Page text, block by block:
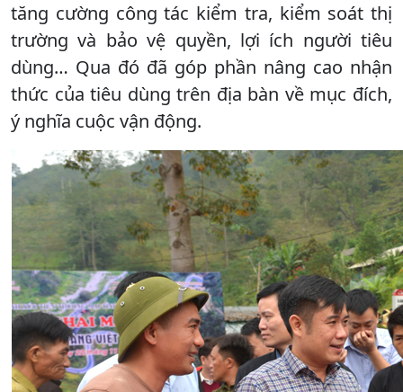
tăng cường công tác kiểm tra, kiểm soát thị
trường và bảo vệ quyền, lợi ích người tiêu
dùng… Qua đó đã góp phần nâng cao nhận
thức của tiêu dùng trên địa bàn về mục đích,
ý nghĩa cuộc vận động.